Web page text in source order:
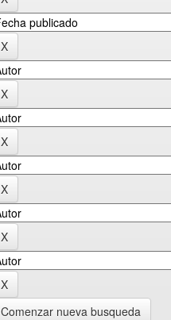
Comenzar nueva busqueda